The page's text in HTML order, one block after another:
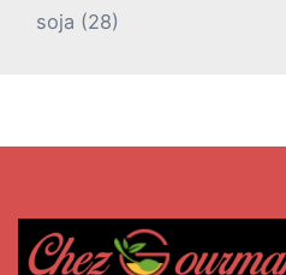
soja (28)